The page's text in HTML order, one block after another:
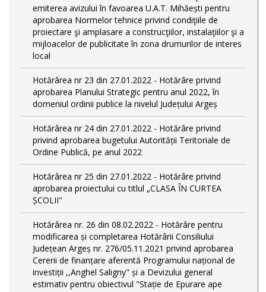
emiterea avizului în favoarea U.A.T. Mihăești pentru
aprobarea Normelor tehnice privind condiţiile de
proiectare şi amplasare a construcţiilor, instalaţiilor şi a
mijloacelor de publicitate în zona drumurilor de interes
local
Hotărârea nr 23 din 27.01.2022 - Hotărâre privind
aprobarea Planului Strategic pentru anul 2022, în
domeniul ordinii publice la nivelul Județului Argeș
Hotărârea nr 24 din 27.01.2022 - Hotărâre privind
privind aprobarea bugetului Autorității Teritoriale de
Ordine Publică, pe anul 2022
Hotărârea nr 25 din 27.01.2022 - Hotărâre privind
aprobarea proiectului cu titlul „CLASA ÎN CURTEA
ȘCOLII"
Hotărârea nr. 26 din 08.02.2022 - Hotărâre pentru
modificarea și completarea Hotărârii Consiliului
Județean Argeș nr. 276/05.11.2021 privind aprobarea
Cererii de finanțare aferentă Programului național de
investiții ,,Anghel Saligny" și a Devizului general
estimativ pentru obiectivul "Stație de Epurare ape